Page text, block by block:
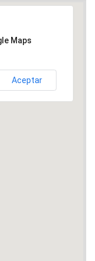
Maps
Aceptar